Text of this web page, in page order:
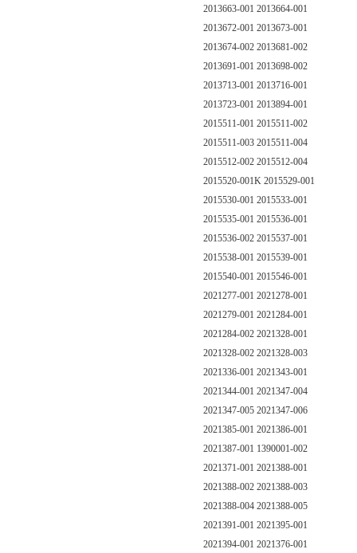
2013663-001 2013664-001
2013672-001 2013673-001
2013674-002 2013681-002
2013691-001 2013698-002
2013713-001 2013716-001
2013723-001 2013894-001
2015511-001 2015511-002
2015511-003 2015511-004
2015512-002 2015512-004
2015520-001K 2015529-001
2015530-001 2015533-001
2015535-001 2015536-001
2015536-002 2015537-001
2015538-001 2015539-001
2015540-001 2015546-001
2021277-001 2021278-001
2021279-001 2021284-001
2021284-002 2021328-001
2021328-002 2021328-003
2021336-001 2021343-001
2021344-001 2021347-004
2021347-005 2021347-006
2021385-001 2021386-001
2021387-001 1390001-002
2021371-001 2021388-001
2021388-002 2021388-003
2021388-004 2021388-005
2021391-001 2021395-001
2021394-001 2021376-001